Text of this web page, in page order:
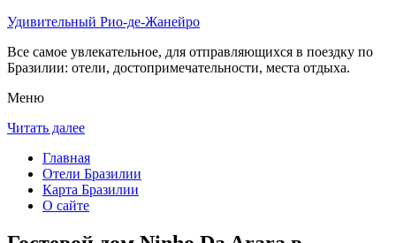
Удивительный Рио-де-Жанейро
Все самое увлекательное, для отправляющихся в поездку по
Бразилии: отели, достопримечательности, места отдыха.
Меню
Читать далее
Главная
Отели Бразилии
Карта Бразилии
О сайте